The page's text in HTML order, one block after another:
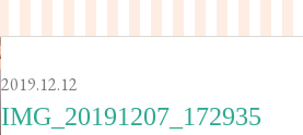
2019.12.12
IMG_20191207_172935